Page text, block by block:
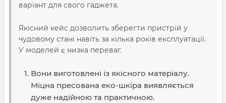
варіант для свого гаджета.
Якісний кейс дозволить зберегти пристрій у
чудовому стані навіть за кілька років експлуатації.
У моделей є низка переваг.
Вони виготовлені із якісного матеріалу.
Міцна пресована еко-шкіра виявляється
дуже надійною та практичною.